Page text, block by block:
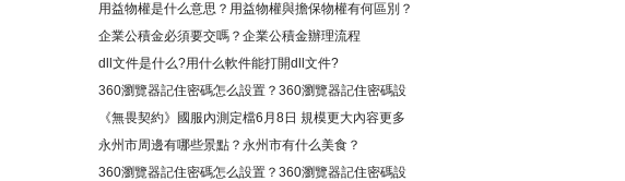
用益物權是什么意思？用益物權與擔保物權有何區別？
企業公積金必須要交嗎？企業公積金辦理流程
dll文件是什么?用什么軟件能打開dll文件?
360瀏覽器記住密碼怎么設置？360瀏覽器記住密碼設
置方法
《無畏契約》國服內測定檔6月8日 規模更大內容更多
永州市周邊有哪些景點？永州市有什么美食？
360瀏覽器記住密碼怎么設置？360瀏覽器記住密碼設